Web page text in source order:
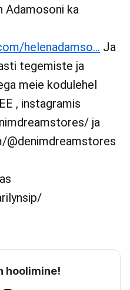
Adamosoni ka
helenadamso... Ja
tegemiste ja
meie kodulehel
, instagramis
ja
hoolimine!